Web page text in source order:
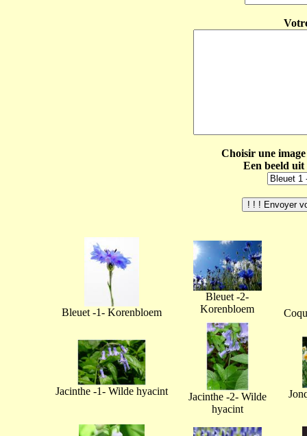
Choisir une
Een beeld
Bleuet -1- Korenbloem
Bleuet -2-
Korenbloem
Jacinthe -1- Wilde hyacint
Jacinthe -2- Wilde
hyacint